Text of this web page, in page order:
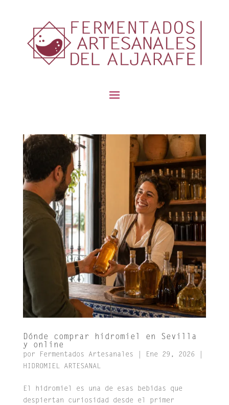
Dónde comprar hidromiel en Sevilla
y online
por Fermentados Artesanales Ene 29, 2026
HIDROMIEL ARTESANAL
El hidromiel es una de esas bebidas que
despiertan curiosidad desde el primer